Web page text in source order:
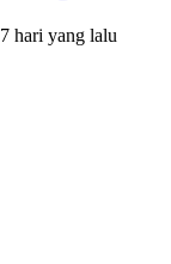
7 hari yang lalu